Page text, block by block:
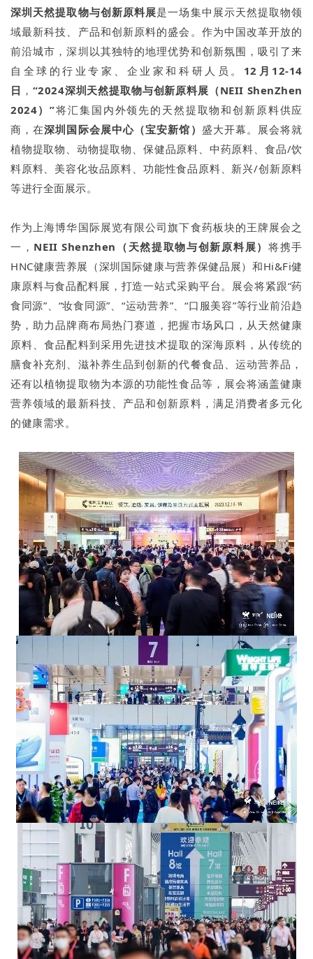
深圳天然提取物与创新原料展是一场集中展示天然提取物领
域最新科技、产品和创新原料的盛会。作为中国改革开放的
前沿城市，深圳以其独特的地理优势和创新氛围，吸引了来
自全球的行业专家、企业家和科研人员。 12月12-14
日 ， “2024深圳天然提取物与创新原料展（NEII ShenZhen
2024）”将汇集国内外领先的天然提取物和创新原料供应
商，在深圳国际会展中心（宝安新馆） 盛大开幕。展会将就
植物提取物、动物提取物、保健品原料、中药原料、食品/饮
料原料、美容化妆品原料、功能性食品原料、新兴/创新原料
等进行全面展示。
作为上海博华国际展览有限公司旗下食药板块的王牌展会之
一， NEII Shenzhen（天然提取物与创新原料展）将携手
HNC健康营养展（深圳国际健康与营养保健品展）和Hi&Fi健
康原料与食品配料展，打造一站式采购平台。展会将紧跟“药
食同源”、“妆食同源”、“运动营养”、“口服美容”等行业前沿趋
势，助力品牌商布局热门赛道，把握市场风口，从天然健康
原料、食品配料到采用先进技术提取的深海原料，从传统的
膳食补充剂、滋补养生品到创新的代餐食品、运动营养品，
还有以植物提取物为本源的功能性食品等，展会将涵盖健康
营养领域的最新科技、产品和创新原料，满足消费者多元化
的健康需求。